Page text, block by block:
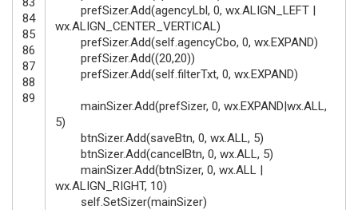
84
85
86
87
88
89
prefSizer.Add(agencyLbl, 0, wx.ALIGN_LEFT |
wx.ALIGN_CENTER_VERTICAL)
prefSizer.Add(self.agencyCbo, 0, wx.EXPAND)
prefSizer.Add((20,20))
prefSizer.Add(self.filterTxt, 0, wx.EXPAND)
mainSizer.Add(prefSizer, 0, wx.EXPAND|wx.ALL,
5)
btnSizer.Add(saveBtn, 0, wx.ALL, 5)
btnSizer.Add(cancelBtn, 0, wx.ALL, 5)
mainSizer.Add(btnSizer, 0, wx.ALL |
wx.ALIGN_RIGHT, 10)
self.SetSizer(mainSizer)